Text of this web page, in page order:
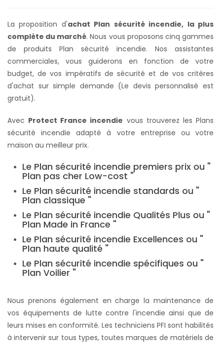
La proposition d'achat Plan sécurité incendie, la plus
complète du marché. Nous vous proposons cinq gammes
de produits Plan sécurité incendie. Nos assistantes
commerciales, vous guiderons en fonction de votre
budget, de vos impératifs de sécurité et de vos critères
d'achat sur simple demande (Le devis personnalisé est
gratuit).
Avec Protect France incendie vous trouverez les Plans
sécurité incendie adapté à votre entreprise ou votre
maison au meilleur prix.
Le Plan sécurité incendie premiers prix ou "
Plan pas cher Low-cost "
Le Plan sécurité incendie standards ou "
Plan classique "
Le Plan sécurité incendie Qualités Plus ou "
Plan Made in France "
Le Plan sécurité incendie Excellences ou "
Plan haute qualité "
Le Plan sécurité incendie spécifiques ou "
Plan Voilier "
Nous prenons également en charge la maintenance de
vos équipements de lutte contre l'incendie ainsi que de
leurs mises en conformité. Les techniciens PFI sont habilités
à intervenir sur tous types, toutes marques de matériels de